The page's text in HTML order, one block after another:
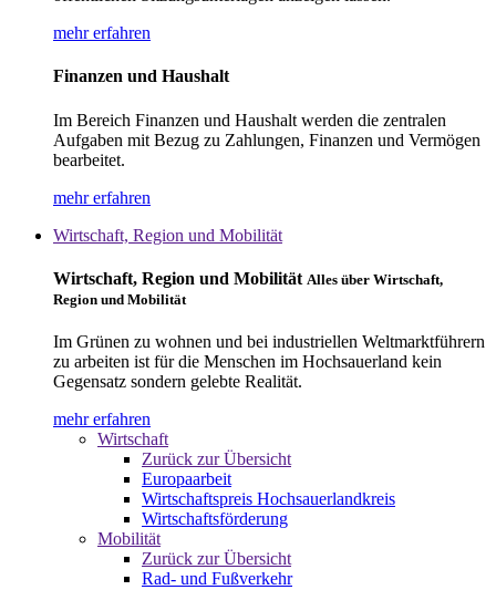
mehr erfahren
Finanzen und Haushalt
Im Bereich Finanzen und Haushalt werden die zentralen
Aufgaben mit Bezug zu Zahlungen, Finanzen und Vermögen
bearbeitet.
mehr erfahren
Wirtschaft, Region und Mobilität
Wirtschaft, Region und Mobilität Alles über Wirtschaft,
Region und Mobilität
Im Grünen zu wohnen und bei industriellen Weltmarktführern
zu arbeiten ist für die Menschen im Hochsauerland kein
Gegensatz sondern gelebte Realität.
mehr erfahren
Wirtschaft
Zurück zur Übersicht
Europaarbeit
Wirtschaftspreis Hochsauerlandkreis
Wirtschaftsförderung
Mobilität
Zurück zur Übersicht
Rad- und Fußverkehr